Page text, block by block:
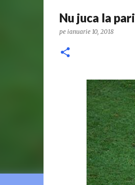
Nu juca la
pe ianuarie 10, 2018